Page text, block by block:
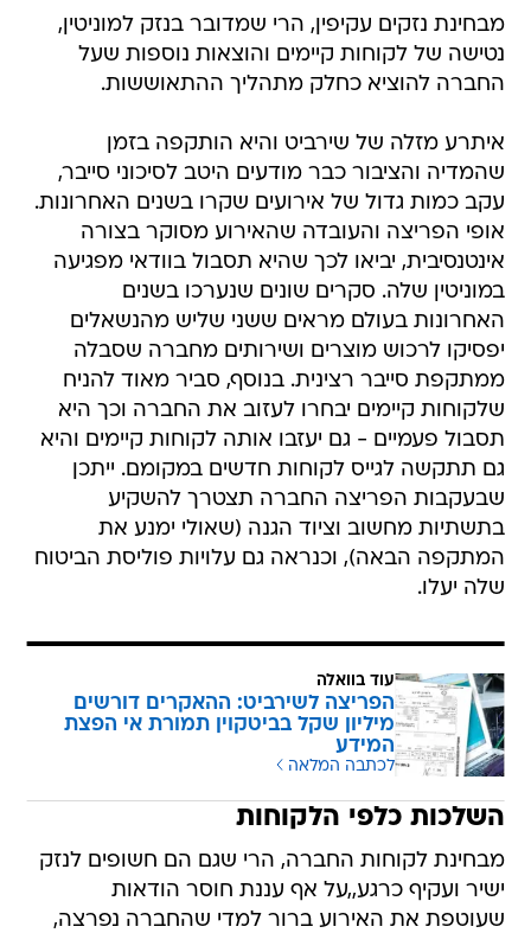
מבחינת נזקים עקיפין, הרי שמדובר בנזק למוניטין,
נטישה של לקוחות קיימים והוצאות נוספות שעל
החברה להוציא כחלק מתהליך ההתאוששות.
איתרע מזלה של שירביט והיא הותקפה בזמן
שהמדיה והציבור כבר מודעים היטב לסיכוני סייבר,
עקב כמות גדול של אירועים שקרו בשנים האחרונות.
אופי הפריצה והעובדה שהאירוע מסוקר בצורה
אינטנסיבית, יביאו לכך שהיא תסבול בוודאי מפגיעה
במוניטין שלה. סקרים שונים שנערכו בשנים
האחרונות בעולם מראים ששני שליש מהנשאלים
יפסיקו לרכוש מוצרים ושירותים מחברה שסבלה
ממתקפת סייבר רצינית. בנוסף, סביר מאוד להניח
שלקוחות קיימים יבחרו לעזוב את החברה וכך היא
תסבול פעמיים - גם יעזבו אותה לקוחות קיימים והיא
גם תתקשה לגייס לקוחות חדשים במקומם. ייתכן
שבעקבות הפריצה החברה תצטרך להשקיע
בתשתיות מחשוב וציוד הגנה (שאולי ימנע את
המתקפה הבאה), וכנראה גם עלויות פוליסת הביטוח
שלה יעלו.
עוד בוואלה
הפריצה לשירביט: ההאקרים דורשים
מיליון שקל בביטקוין תמורת אי הפצת
המידע
לכתבה המלאה
השלכות כלפי הלקוחות
מבחינת לקוחות החברה, הרי שגם הם חשופים לנזק
ישיר ועקיף כרגע,,על אף עננת חוסר הודאות
שעוטפת את האירוע ברור למדי שהחברה נפרצה,